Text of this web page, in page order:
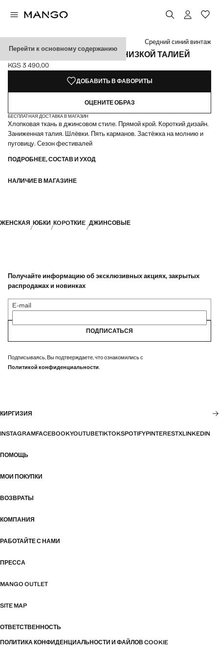
Перейти к основному содержанию
ДЖИНСОВАЯ МИНИ-ЮБКА С НИЗКОЙ ТАЛИЕЙ
Текущая цена [KGS 3 490,00 ]
KGS 3 490,00
Выберите цвет
Выбранный цвет: Средний синий винтаж
Цвет Черный деним
Средний синий винтаж
ДОБАВИТЬ В ФАВОРИТЫ
ОЦЕНИТЕ ОБРАЗ
БЕСПЛАТНАЯ ДОСТАВКА В МАГАЗИН
Хлопковая ткань в джинсовом стиле. Прямой крой. Короткий дизайн.
Заниженная талия. Шлёвки. Пять карманов. Застёжка на молнию и
пуговицу. Сезон фестивалей
ПОДРОБНЕЕ, СОСТАВ И УХОД
НАЛИЧИЕ В МАГАЗИНЕ
ЖЕНСКАЯ ЮБКИ КOPOТКИE ДЖИНСОВЫЕ
Получайте информацию об эксклюзивных акциях, закрытых
распродажах и новинках
E-mail
ПОДПИСАТЬСЯ
Подписываясь, Вы подтверждаете, что ознакомились с
Политикой конфиденциальности.
КИРГИЗИЯ
INSTAGRAMFACEBOOKYOUTUBETIKTOKSPOTIFYPINTERESTXLINKEDIN
ПОМОЩЬ
МОИ ПОКУПКИ
ВОЗВРАТЫ
КОМПАНИЯ
РАБОТАЙТЕ С НАМИ
ПРЕССА
MANGO OUTLET
SITE MAP
ОТВЕТСТВЕННОСТЬ
ПОЛИТИКА КОНФИДЕНЦИАЛЬНОСТИ И ФАЙЛОВ COOKIE